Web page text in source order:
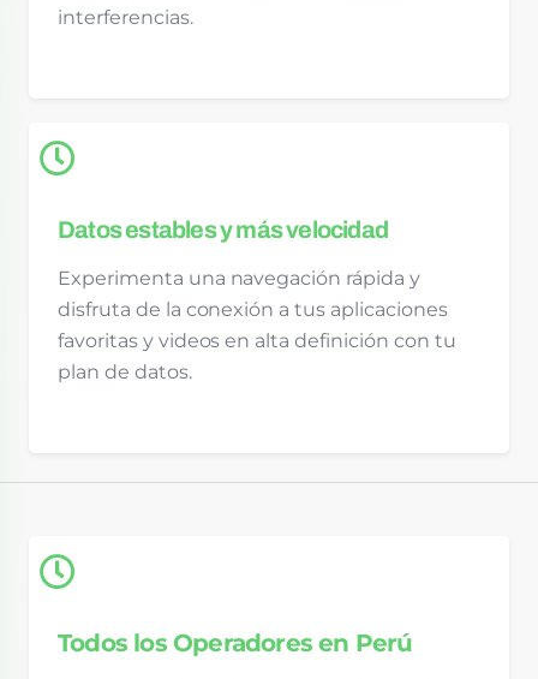
interferencias.
Datos estables y más velocidad
Experimenta una navegación rápida y
disfruta de la conexión a tus aplicaciones
favoritas y videos en alta definición con tu
plan de datos.
Todos los Operadores en Perú